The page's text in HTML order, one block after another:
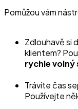
Pomůžou vám
Zdlouhavě si
klientem?
rychle volný
Trávíte čas
Používejte